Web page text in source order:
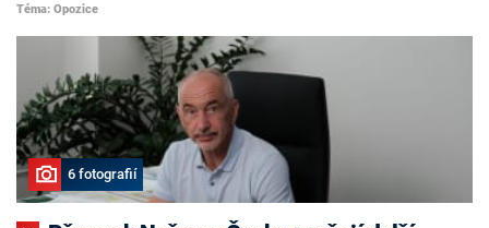
Téma: Opozice
6 fotografií